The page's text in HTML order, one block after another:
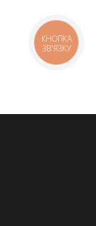
КНОПКА
ЗВ'ЯЗКУ